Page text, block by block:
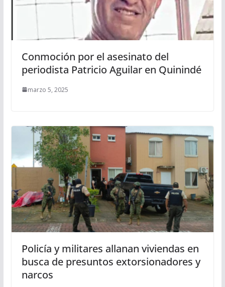
Conmoción por el asesinato del
periodista Patricio Aguilar en Quinindé
marzo 5, 2025
Policía y militares allanan viviendas en
busca de presuntos extorsionadores y
narcos